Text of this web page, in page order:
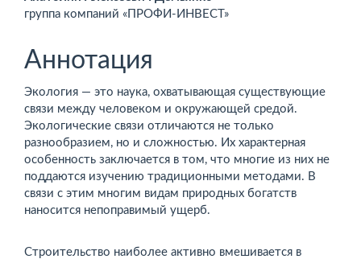
группа компаний «ПРОФИ-ИНВЕСТ»
Аннотация
Экология — это наука, охватывающая существующие
связи между человеком и окружающей средой.
Экологические связи отличаются не только
разнообразием, но и сложностью. Их характерная
особенность заключается в том, что многие из них не
поддаются изучению традиционными методами. В
связи с этим многим видам природных богатств
наносится непоправимый ущерб.
Строительство наиболее активно вмешивается в